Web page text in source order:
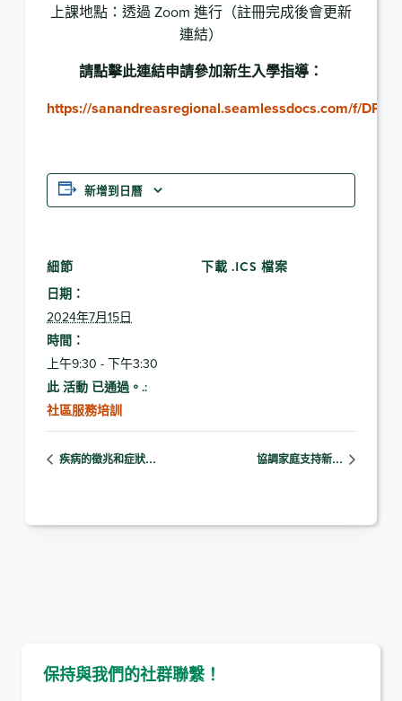
上課地點：透過 Zoom 進行（註冊完成後會更新
連結）
請點擊此連結申請參加新生入學指導：
https://sanandreasregional.seamlessdocs.com/f/
新增到日曆
細節
日期：
2024年7月15日
時間：
上午9:30 - 下午3:30
此 活動 已通過。.:
社區服務培訓
下載 .ICS 檔案
疾病的徵兆和症狀… 協調家庭支持新…
保持與我們的社群聯繫！